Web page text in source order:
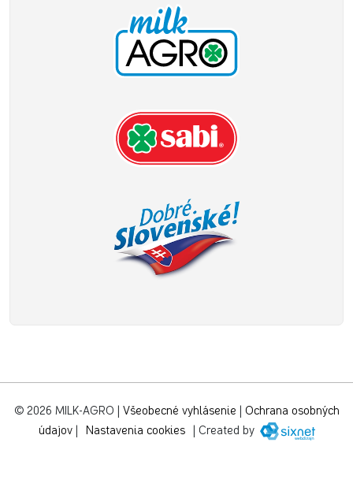
© 2026 MILK-AGRO Všeobecné vyhlásenie
Ochrana osobných
údajov| Nastavenia cookies Created by